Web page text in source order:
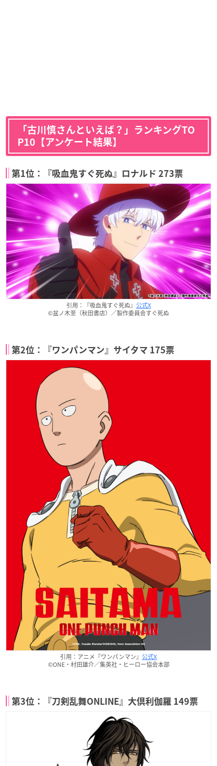
「古川慎さんといえば？」ランキングTO
P10【アンケート結果】
第1位：『吸血鬼すぐ死ぬ』ロナルド 273票
引用：『吸血鬼すぐ死ぬ』 公式X
©盆ノ木至（秋田書店）／製作委員会すぐ死ぬ
第2位：『ワンパンマン』サイタマ 175票
引用：アニメ『ワンパンマン』 公式X
©ONE・村田雄介／集英社・ヒーロー協会本部
第3位：『刀剣乱舞ONLINE』大倶利伽羅 149票